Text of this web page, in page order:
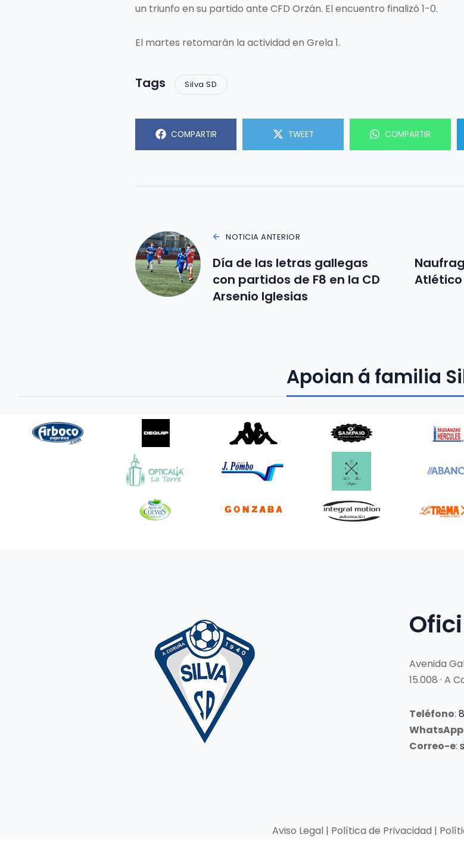
un triunfo en su partido ante CFD Orzán. El encuentro finalizó 1-0.
El martes retomarán la actividad en Grela 1.
Tags Silva SD
COMPARTIR TWEET COMPARTIR
NOTICIA ANTERIOR
Día de las letras gallegas
con partidos de F8 en la CD
Arsenio Iglesias
Apoian á familia
Avenida
15.008 · A
Teléfono:
WhatsApp:
Correo-e:
Aviso Legal | Política de Privacidad |